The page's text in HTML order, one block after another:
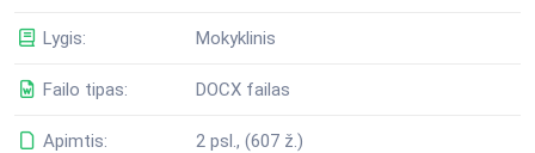
Lygis: Mokyklinis
Failo tipas: DOCX failas
Apimtis: 2 psl., (607 ž.)